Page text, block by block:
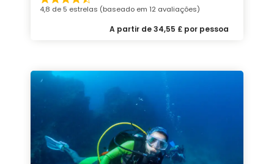
4,8 de 5 estrelas (baseado em 12 avaliações)
A partir de 34,55 £ por pessoa